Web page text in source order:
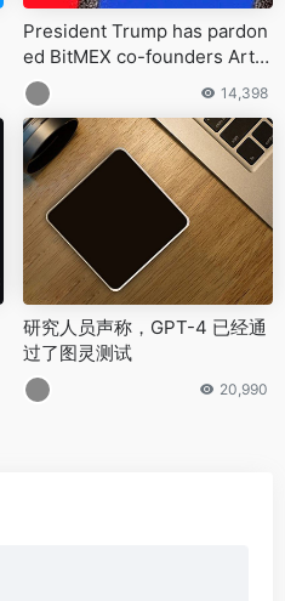
President Trump has pardon
ed BitMEX co-founders Arth
ur Hayes
14,398
研究人员声称，GPT-4 已经通
过了图灵测试
20,990